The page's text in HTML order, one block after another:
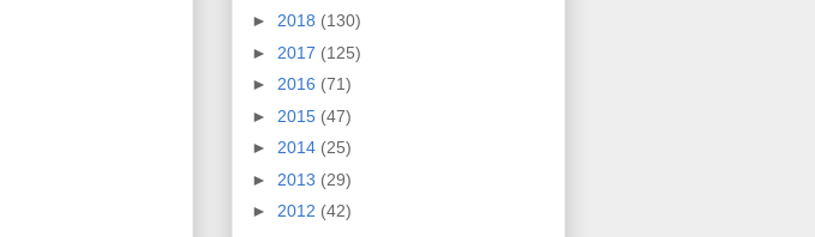
► 2018 (130)
► 2017 (125)
► 2016 (71)
► 2015 (47)
► 2014 (25)
► 2013 (29)
► 2012 (42)